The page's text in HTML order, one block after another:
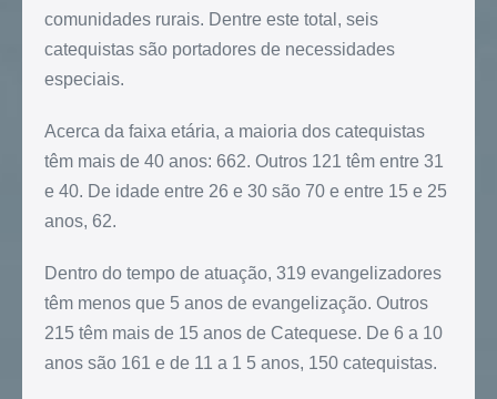
comunidades rurais. Dentre este total, seis
catequistas são portadores de necessidades
especiais.
Acerca da faixa etária, a maioria dos catequistas
têm mais de 40 anos: 662. Outros 121 têm entre 31
e 40. De idade entre 26 e 30 são 70 e entre 15 e 25
anos, 62.
Dentro do tempo de atuação, 319 evangelizadores
têm menos que 5 anos de evangelização. Outros
215 têm mais de 15 anos de Catequese. De 6 a 10
anos são 161 e de 11 a 1 5 anos, 150 catequistas.